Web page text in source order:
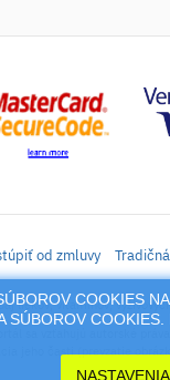
COOKIES
od zmluvy
liekov, vitamínov,
jeho časti (prevzatie